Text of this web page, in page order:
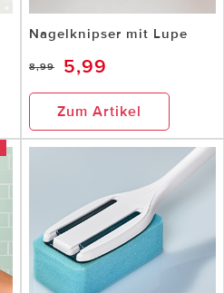
Nagelknipser mit Lupe
8,99 5,99
Zum Artikel